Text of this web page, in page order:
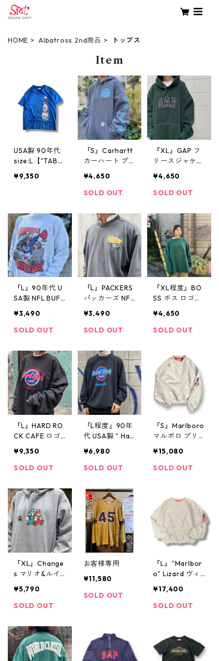
HOME Albatross 2nd商品 トップス
Item
USA製 90年代
size:L【"TABA
on Tee】企業T
ジングT プロモ
ーションT 古着
古着屋 高円寺
ヴィンテージ n
60513
¥9,350
『S』Carhartt
カーハート プ
ー スウェット
企業ロゴ 青グ
屋 高円寺 ビン
テージ
¥4,650
SOLD OUT
『XL』GAP フ
リースジャケッ
緑 古着 古着屋
高円寺 ビンテ
¥4,650
SOLD OUT
『L』90年代 U
SA製 NFL BUFF
ント スウェッ
ト FRUIT OF T
ー 古着 古着屋
高円寺 ビンテ
ージ
¥3,490
SOLD OUT
『L』PACKERS
パッカーズ NFL
刺繍 グレー 古
着 古着屋 高円
¥3,490
SOLD OUT
『XL程度』BO
SS ボス ロゴス
スウェット ト
レーナー クル
テージ
¥4,650
SOLD OUT
『L』HARD RO
CK CAFE ロゴ
デッドストック
古着 古着屋 高
ジ
¥9,350
SOLD OUT
『L程度』90年
代 USA製 " Har
Hanes ハード
ロックカフェ
ントスウェット
ラグランスリー
ブ 黒 古着 古着
屋 高円寺 ビン
テージ
¥6,980
SOLD OUT
『S』Marlboro
マルボロ プリ
シガレット タ
バコ 刺繍 グレ
降りグレー グ
レー 古着 古着
屋 高円寺 ビン
テージ n40215
¥15,080
SOLD OUT
『XL』Change
s マリオ&ルイ
タースウェット
パーカー フー
古着 古着屋 高
円寺 ビンテー
ジ
¥5,790
SOLD OUT
お客様専用
¥11,580
SOLD OUT
『L』"Marlbor
o" Lizard ヴィ
ット ロゴスウ
ェット リザー
ット トレーナ
ー ワンポイン
ト 企業 企業ロ
¥17,400
SOLD OUT